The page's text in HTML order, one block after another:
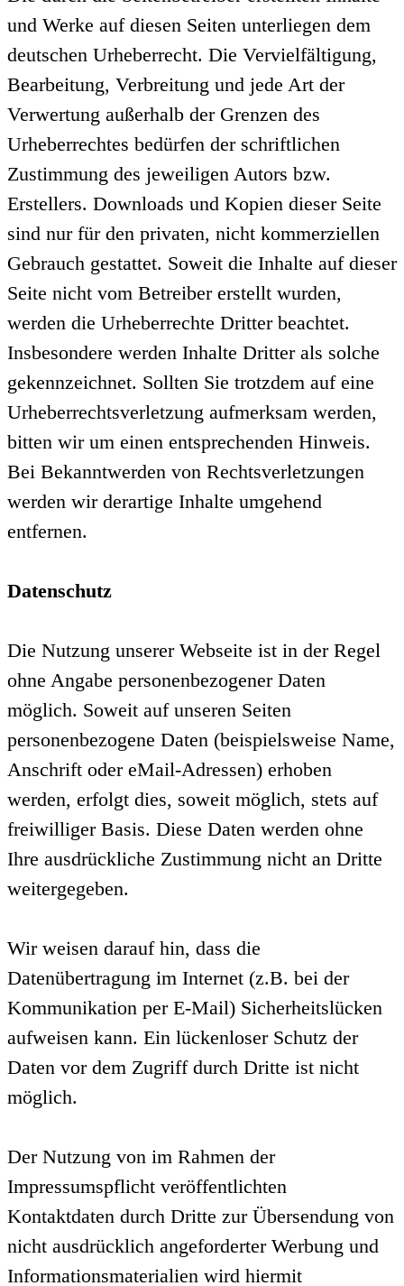
und Werke auf diesen Seiten unterliegen dem
deutschen Urheberrecht. Die Vervielfältigung,
Bearbeitung, Verbreitung und jede Art der
Verwertung außerhalb der Grenzen des
Urheberrechtes bedürfen der schriftlichen
Zustimmung des jeweiligen Autors bzw.
Erstellers. Downloads und Kopien dieser Seite
sind nur für den privaten, nicht kommerziellen
Gebrauch gestattet. Soweit die Inhalte auf dieser
Seite nicht vom Betreiber erstellt wurden,
werden die Urheberrechte Dritter beachtet.
Insbesondere werden Inhalte Dritter als solche
gekennzeichnet. Sollten Sie trotzdem auf eine
Urheberrechtsverletzung aufmerksam werden,
bitten wir um einen entsprechenden Hinweis.
Bei Bekanntwerden von Rechtsverletzungen
werden wir derartige Inhalte umgehend
entfernen.
Datenschutz
Die Nutzung unserer Webseite ist in der Regel
ohne Angabe personenbezogener Daten
möglich. Soweit auf unseren Seiten
personenbezogene Daten (beispielsweise Name,
Anschrift oder eMail-Adressen) erhoben
werden, erfolgt dies, soweit möglich, stets auf
freiwilliger Basis. Diese Daten werden ohne
Ihre ausdrückliche Zustimmung nicht an Dritte
weitergegeben.
Wir weisen darauf hin, dass die
Datenübertragung im Internet (z.B. bei der
Kommunikation per E-Mail) Sicherheitslücken
aufweisen kann. Ein lückenloser Schutz der
Daten vor dem Zugriff durch Dritte ist nicht
möglich.
Der Nutzung von im Rahmen der
Impressumspflicht veröffentlichten
Kontaktdaten durch Dritte zur Übersendung von
nicht ausdrücklich angeforderter Werbung und
Informationsmaterialien wird hiermit